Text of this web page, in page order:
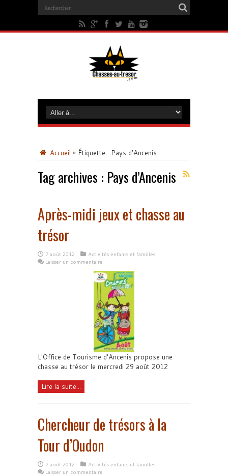
Accueil » Étiquette : Pays d’Ancenis
Tag archives : Pays d’Ancenis
Après-midi jeux et chasse au
trésor
7 août 2012
Activités enfants et familles
Laisser un commentaire
L'Office de Tourisme d'Ancenis propose une
chasse au trésor le mercredi 29 août 2012
Lire la suite...
Chercheur de trésors à la
Tour d’Oudon
7 août 2012
Activités enfants et familles
Laisser un commentaire